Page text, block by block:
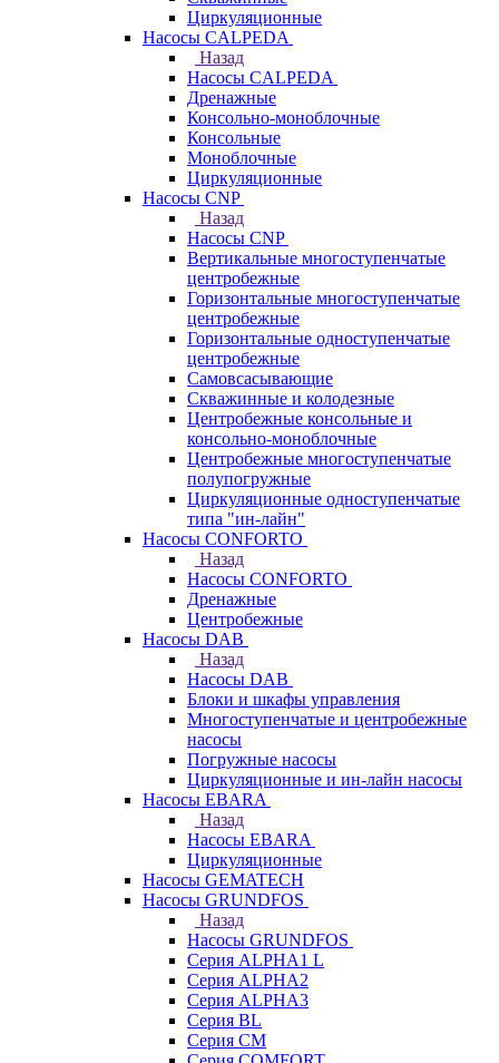
Циркуляционные
Насосы CALPEDA
Назад
Насосы CALPEDA
Дренажные
Консольно-моноблочные
Консольные
Моноблочные
Циркуляционные
Насосы CNP
Назад
Насосы CNP
Вертикальные многоступенчатые
центробежные
Горизонтальные многоступенчатые
центробежные
Горизонтальные одноступенчатые
центробежные
Самовсасывающие
Скважинные и колодезные
Центробежные консольные и
консольно-моноблочные
Центробежные многоступенчатые
полупогружные
Циркуляционные одноступенчатые
типа "ин-лайн"
Насосы CONFORTO
Назад
Насосы CONFORTO
Дренажные
Центробежные
Насосы DAB
Назад
Насосы DAB
Блоки и шкафы управления
Многоступенчатые и центробежные
насосы
Погружные насосы
Циркуляционные и ин-лайн насосы
Насосы EBARA
Назад
Насосы EBARA
Циркуляционные
Насосы GEMATECH
Насосы GRUNDFOS
Назад
Насосы GRUNDFOS
Серия ALPHA1 L
Серия ALPHA2
Серия ALPHA3
Серия BL
Серия CM